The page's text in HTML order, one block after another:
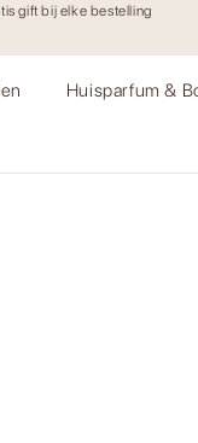
gift bij elke bestelling
Huisparfum &